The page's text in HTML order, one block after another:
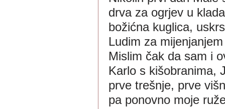
drva za ogrjev u
božićna kuglica,
Ludim za
Mislim čak da sam i
Karlo s kišobranima,
prve trešnje, prve
pa ponovno moje